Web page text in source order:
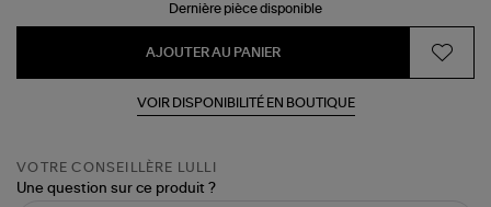
Dernière pièce disponible
AJOUTER AU PANIER
VOIR DISPONIBILITÉ EN BOUTIQUE
VOTRE CONSEILLÈRE LULLI
Une question sur ce produit ?